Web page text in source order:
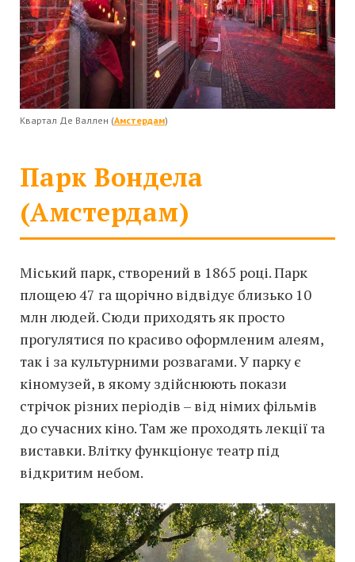
Квартал Де Валлен (Амстердам)
Парк Вондела
(Амстердам)
Міський парк, створений в 1865 році. Парк
площею 47 га щорічно відвідує близько 10
млн людей. Сюди приходять як просто
прогулятися по красиво оформленим алеям,
так і за культурними розвагами. У парку є
кіномузей, в якому здійснюють покази
стрічок різних періодів – від німих фільмів
до сучасних кіно. Там же проходять лекції та
виставки. Влітку функціонує театр під
відкритим небом.